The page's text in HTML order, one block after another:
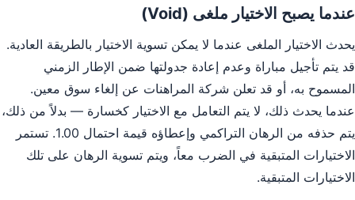
عندما يصبح الاختيار ملغى (Void)
يحدث الاختيار الملغى عندما لا يمكن تسوية الاختيار بالطريقة العادية.
قد يتم تأجيل مباراة وعدم إعادة جدولتها ضمن الإطار الزمني
المسموح به، أو قد تعلن شركة المراهنات عن إلغاء سوق معين.
عندما يحدث ذلك، لا يتم التعامل مع الاختيار كخسارة — بدلاً من ذلك،
يتم حذفه من الرهان التراكمي وإعطاؤه قيمة احتمال 1.00. تستمر
الاختيارات المتبقية في الضرب معاً، ويتم تسوية الرهان على تلك
الاختيارات المتبقية.